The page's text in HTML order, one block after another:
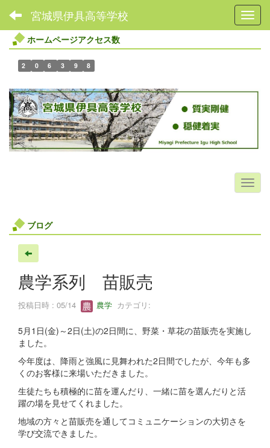
宮城県伊具高等学校
ホームページアクセス数
2 0 6 3 9 8
ブログ
農学系列 苗販売
投稿日時 : 05/14 農学 カテゴリ:
5月1日(金)～2日(土)の2日間に、野菜・草花の苗販売を実施し
ました。
今年度は、降雨と強風に見舞われた2日間でしたが、今年も多
くのお客様に来場いただきました。
生徒たちも積極的に苗を運んだり、一緒に苗を選んだりと活
躍の場を見せてくれました。
地域の方々と苗販売を通してコミュニケーションの大切さを
学び交流できました。